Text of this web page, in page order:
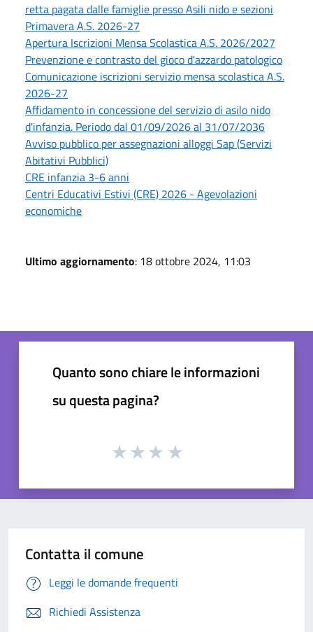
retta pagata dalle famiglie presso Asili nido e sezioni
Primavera A.S. 2026-27
Apertura Iscrizioni Mensa Scolastica A.S. 2026/2027
Prevenzione e contrasto del gioco d'azzardo patologico
Comunicazione iscrizioni servizio mensa scolastica A.S.
2026-27
Affidamento in concessione del servizio di asilo nido
d'infanzia. Periodo dal 01/09/2026 al 31/07/2036
Avviso pubblico per assegnazioni alloggi Sap (Servizi
Abitativi Pubblici)
CRE infanzia 3-6 anni
Centri Educativi Estivi (CRE) 2026 - Agevolazioni
economiche
Ultimo aggiornamento: 18 ottobre 2024, 11:03
Quanto sono chiare le informazioni
su questa pagina?
Contatta il comune
Leggi le domande frequenti
Richiedi Assistenza